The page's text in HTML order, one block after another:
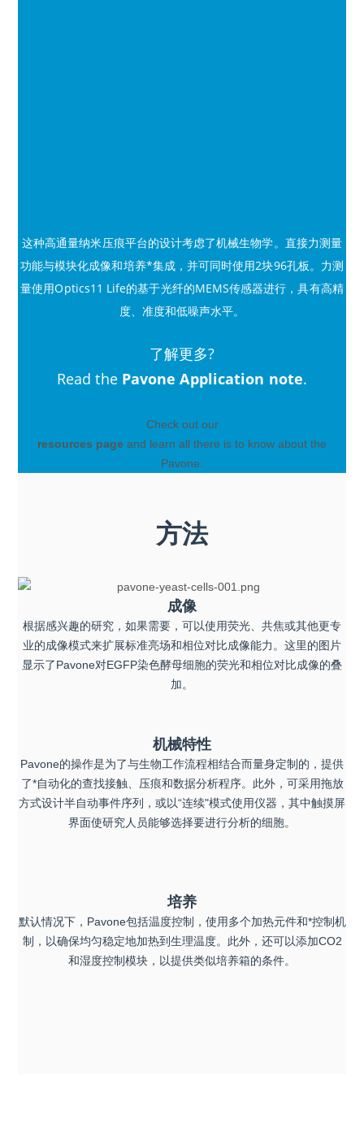
这种高通量纳米压痕平台的设计考虑了机械生物学。直接力测量
功能与模块化成像和培养*集成，并可同时使用2块96孔板。力测
量使用Optics11 Life的基于光纤的MEMS传感器进行，具有高精
度、准度和低噪声水平。
了解更多?
Read the Pavone Application note.
Check out our
resources page and learn all there is to know about the
Pavone.
方法
成像
根据感兴趣的研究，如果需要，可以使用荧光、共焦或其他更专
业的成像模式来扩展标准亮场和相位对比成像能力。这里的图片
显示了Pavone对EGFP染色酵母细胞的荧光和相位对比成像的叠
加。
机械特性
Pavone的操作是为了与生物工作流程相结合而量身定制的，提供
了*自动化的查找接触、压痕和数据分析程序。此外，可采用拖放
方式设计半自动事件序列，或以“连续"模式使用仪器，其中触摸屏
界面使研究人员能够选择要进行分析的细胞。
培养
默认情况下，Pavone包括温度控制，使用多个加热元件和*控制机
制，以确保均匀稳定地加热到生理温度。此外，还可以添加CO2
和湿度控制模块，以提供类似培养箱的条件。